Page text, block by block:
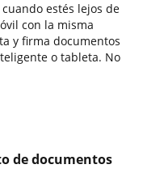
estés lejos de
con la misma
y firma documentos
o tableta. No
de documentos